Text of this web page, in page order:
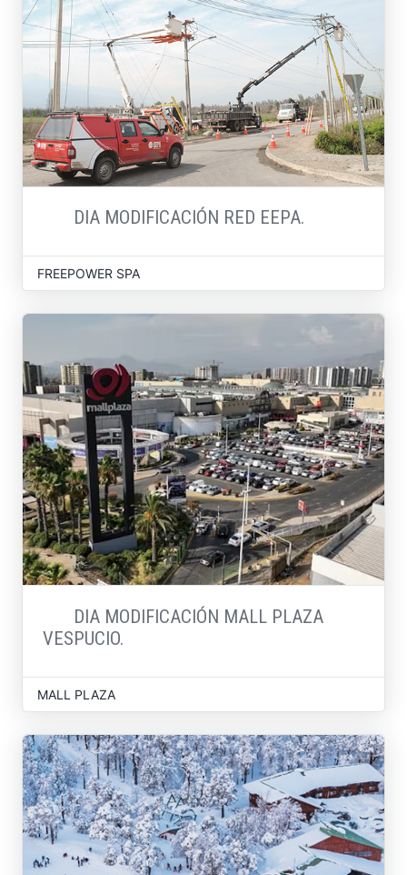
DIA MODIFICACIÓN RED EEPA.
FREEPOWER SPA
DIA MODIFICACIÓN MALL PLAZA
VESPUCIO.
MALL PLAZA